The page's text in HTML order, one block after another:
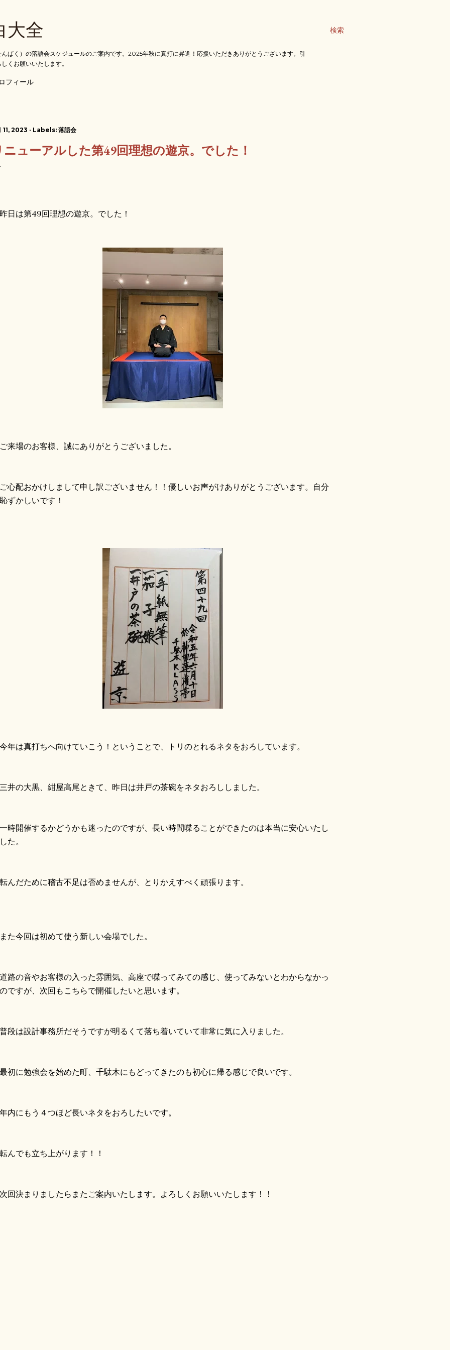
検索
大全
ぱく）の落語会スケジュールのご案内です。2025年秋に真打に昇進！応援いただきありがとうございます。引
くお願いいたします。
フィール
11, 2023 Labels: 落語会
ニューアルした第49回理想の遊京。でした！
は第49回理想の遊京。でした！
場のお客様、誠にありがとうございました。
配おかけしまして申し訳ございません！！優しいお声がけありがとうございます。自分
ずかしいです！
は真打ちへ向けていこう！ということで、トリのとれるネタをおろしています。
の大黒、紺屋高尾ときて、昨日は井戸の茶碗をネタおろししました。
開催するかどうかも迷ったのですが、長い時間喋ることができたのは本当に安心いたし
た。
だために稽古不足は否めませんが、とりかえすべく頑張ります。
今回は初めて使う新しい会場でした。
の音やお客様の入った雰囲気、高座で喋ってみての感じ、使ってみないとわからなかっ
ですが、次回もこちらで開催したいと思います。
は設計事務所だそうですが明るくて落ち着いていて非常に気に入りました。
に勉強会を始めた町、千駄木にもどってきたのも初心に帰る感じで良いです。
にもう４つほど長いネタをおろしたいです。
でも立ち上がります！！
決まりましたらまたご案内いたします。よろしくお願いいたします！！